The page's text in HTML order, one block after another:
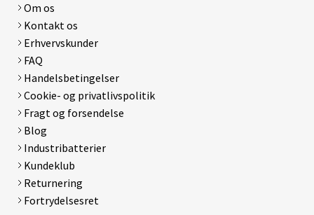
Om os
Kontakt os
Erhvervskunder
FAQ
Handelsbetingelser
Cookie- og privatlivspolitik
Fragt og forsendelse
Blog
Industribatterier
Kundeklub
Returnering
Fortrydelsesret